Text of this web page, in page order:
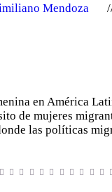
Mendoza
en América
de mujeres
las políticas